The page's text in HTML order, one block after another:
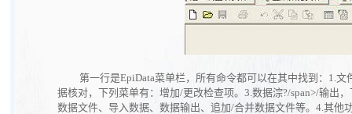
第一行是EpiData菜单栏，所有命令都可以在其中找到：1.
据核对，下列菜单有：增加/更改检查项。3.数据淙?/span>/输出
数据文件、导入数据、数据输出、追加/合并数据文件等。4.其